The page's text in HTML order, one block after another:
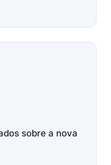
sobre a nova